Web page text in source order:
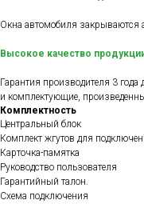
Окна автомобиля закрываются
Высокое качество
Гарантия производителя 3 года
и комплектующие,
Комплектность
Центральный блок
Комплект жгутов для
Карточка-памятка
Руководство пользователя
Гарантийный талон.
Схема подключения